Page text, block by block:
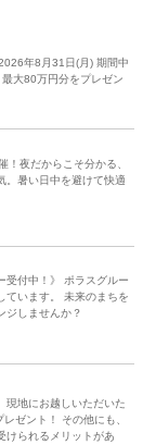
年8月31日(月) 期間中
大80万円分をプレゼン
！夜だからこそ分かる、
。暑い日中を避けて快適
受付中！》 ポラスグルー
ています。 未来のまちを
ジしませんか？
現地にお越しいただいた
ゼント！ その他にも、
けられるメリットがあ